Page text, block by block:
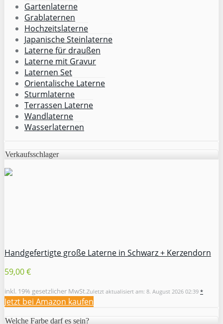
Gartenlaterne
Grablaternen
Hochzeitslaterne
Japanische Steinlaterne
Laterne für draußen
Laterne mit Gravur
Laternen Set
Orientalische Laterne
Sturmlaterne
Terrassen Laterne
Wandlaterne
Wasserlaternen
Verkaufsschlager
Handgefertigte große Laterne in Schwarz + Kerzendorn
59,00 €
inkl. 19% gesetzlicher MwSt.Zuletzt aktualisiert am: 8. August 2026 02:39 *
Jetzt bei Amazon kaufen
Welche Farbe darf es sein?